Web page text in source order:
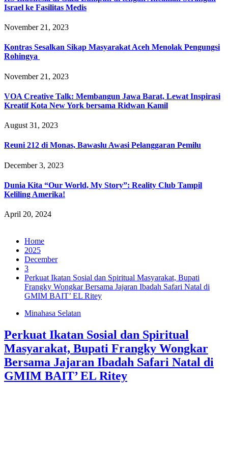
Israel ke Fasilitas Medis
November 21, 2023
Kontras Sesalkan Sikap Masyarakat Aceh Menolak Pengungsi
Rohingya
November 21, 2023
VOA Creative Talk: Membangun Jawa Barat, Lewat Inspirasi
Kreatif Kota New York bersama Ridwan Kamil
August 31, 2023
Reuni 212 di Monas, Bawaslu Awasi Pelanggaran Pemilu
December 3, 2023
Dunia Kita “Our World, My Story”: Reality Club Tampil
Keliling Amerika!
April 20, 2024
Home
2025
December
3
Perkuat Ikatan Sosial dan Spiritual Masyarakat, Bupati
Frangky Wongkar Bersama Jajaran Ibadah Safari Natal di
GMIM BAIT’ EL Ritey
Minahasa Selatan
Perkuat Ikatan Sosial dan Spiritual
Masyarakat, Bupati Frangky Wongkar
Bersama Jajaran Ibadah Safari Natal di
GMIM BAIT’ EL Ritey